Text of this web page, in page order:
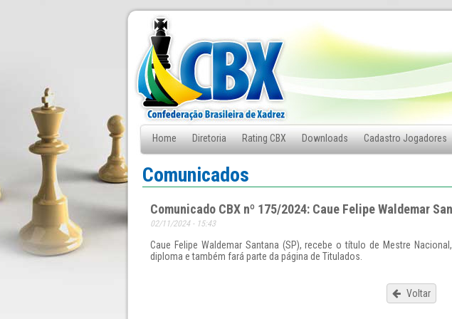
Home Diretoria Rating CBX Downloads Cadastro Jogadores
Fale Conosco
Comunicados
Comunicado CBX nº 175/2024: Caue Felipe Waldemar
02/11/2024 - 15:43
Caue Felipe Waldemar Santana (SP), recebe o título de Mestre
diploma e também fará parte da página de Titulados.
Voltar